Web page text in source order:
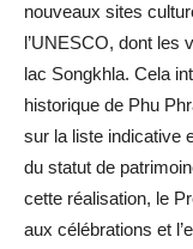
nouveaux sites
l’UNESCO, dont les
lac Songkhla. Cela
historique de Phu
sur la liste indicative
du statut de
cette réalisation, le
aux célébrations et